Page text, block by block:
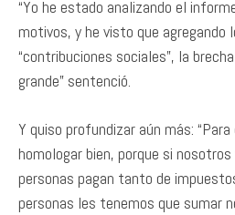
“Yo he estado analizando el
motivos, y he visto que agregando
“contribuciones sociales”, la
grande” sentenció.
Y quiso profundizar aún más:
homologar bien, porque si
personas pagan tanto de
personas les tenemos que sumar